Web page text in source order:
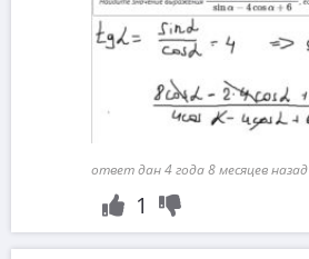
ответ дан 4 года 8 месяцев назад
1